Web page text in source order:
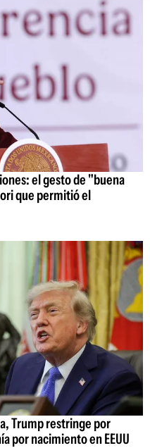
el gesto de "buena
que permitió el
Trump restringe por
por nacimiento en EEUU